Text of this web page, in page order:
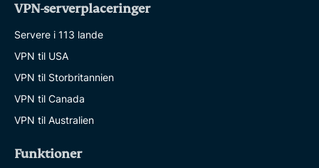
VPN-serverplaceringer
Servere i 113 lande
VPN til USA
VPN til Storbritannien
VPN til Canada
VPN til Australien
Funktioner